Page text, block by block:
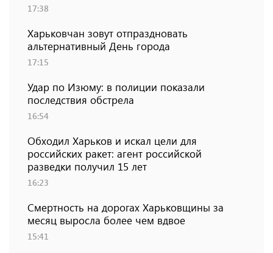
17:38
Харьковчан зовут отпраздновать
альтернативный День города
17:15
Удар по Изюму: в полиции показали
последствия обстрела
16:54
Обходил Харьков и искал цели для
российских ракет: агент российской
разведки получил 15 лет
16:23
Смертность на дорогах Харьковщины за
месяц выросла более чем вдвое
15:41